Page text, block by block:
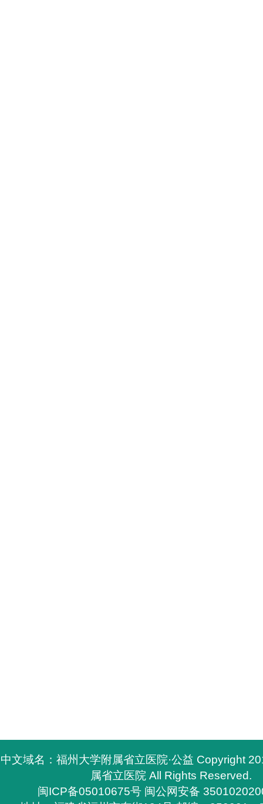
中文域名：福州大学附属省立医院·公益 Copyright
属省立医院 All Rights Reserved.
闽ICP备05010675号 闽公网安备